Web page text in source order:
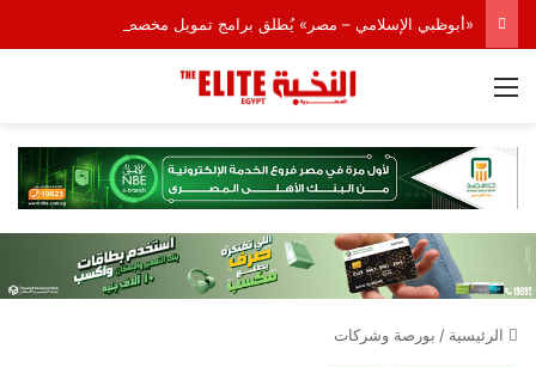
القائمة
الرئيسية / بورصة وشركات